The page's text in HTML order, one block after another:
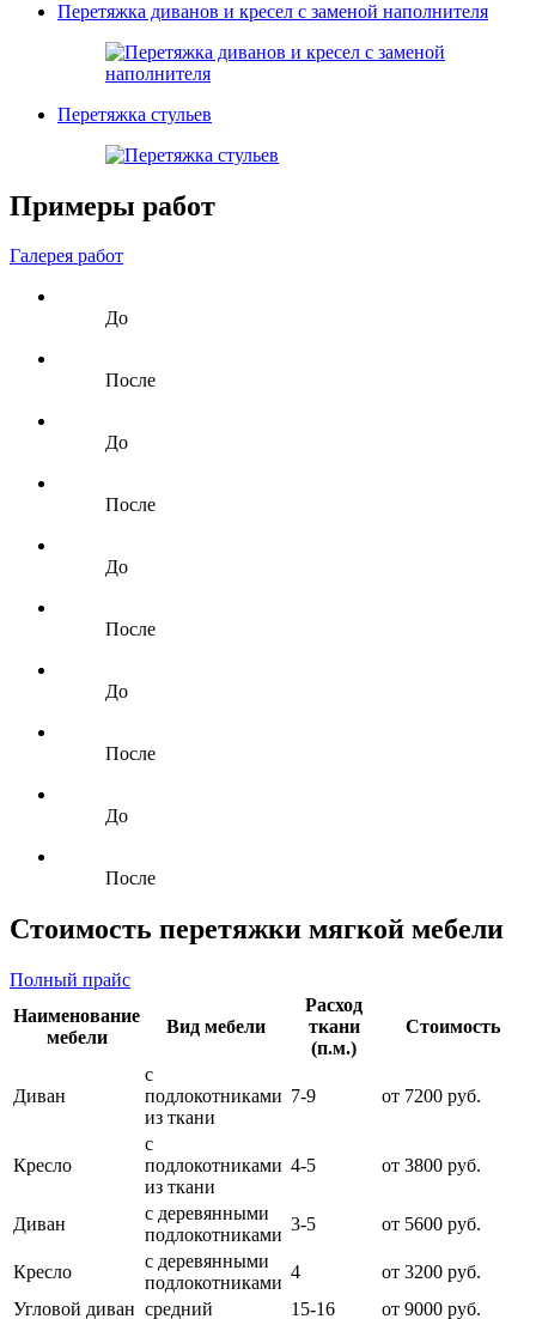
Перетяжка диванов и кресел с заменой наполнителя
Перетяжка стульев
Примеры работ
Галерея работ
До
После
До
После
До
После
До
После
До
После
Стоимость перетяжки мягкой мебели
Полный прайс
Наименование
мебели
Вид мебели
Расход
ткани
(п.м.)
Стоимость
Диван
с
подлокотниками
из ткани
7-9 от 7200 руб.
Кресло
с
подлокотниками
из ткани
4-5 от 3800 руб.
Диван
с деревянными
подлокотниками
3-5 от 5600 руб.
Кресло
с деревянными
подлокотниками
4
от 3200 руб.
Угловой диван средний 15-16 от 9000 руб.